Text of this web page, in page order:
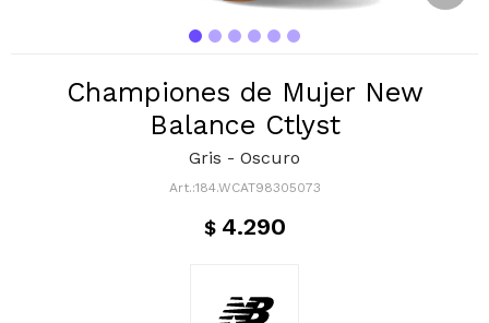
Championes de Mujer New
Balance Ctlyst
Gris - Oscuro
184.WCAT98305073
$ 4.290